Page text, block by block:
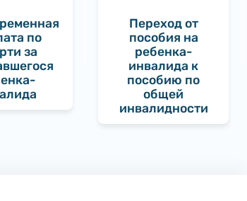
по
за
Переход от
пособия на
ребенка-
инвалида к
пособию по
общей
инвалидности